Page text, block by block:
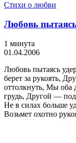
Стихи о любви
Любовь
1 минута
01.04.2006
Любовь пытаясь
берет за рукоять,
оттолкнуть, Мы оба
грудь, Другой — под
Не в силах больше
Возьмет охотно